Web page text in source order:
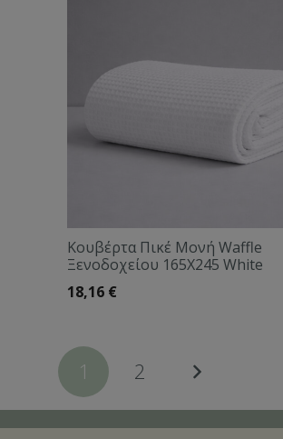
Κουβέρτα Πικέ Μονή Waffle
Ξενοδοχείου 165X245 White
18,16 €
1 2